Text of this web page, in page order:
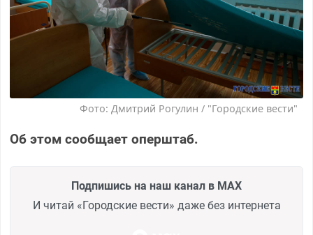
Фото: Дмитрий Рогулин / "Городские вести"
Об этом сообщает оперштаб.
Подпишись на наш канал в MAX
И читай «Городские вести» даже без интернета